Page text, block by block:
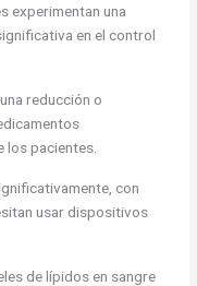
experimentan una
en el control
reducción o
los pacientes.
con
usar dispositivos
de lípidos en sangre